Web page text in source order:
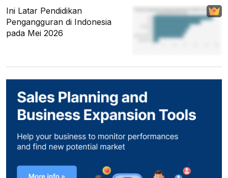
Ini Latar Pendidikan
Pengangguran di Indonesia
pada Mei 2026